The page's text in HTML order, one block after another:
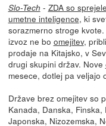
Slo-Tech - ZDA so
umetne inteligence, ki
sorazmerno stroge
izvoz ne bo omejitev,
prodaje na Kitajsko, v
drugi skupini držav. Nove
mesece, dotlej pa veljajo
Države brez omejitev so
Kanada, Danska,
Japonska, Nizozemska,